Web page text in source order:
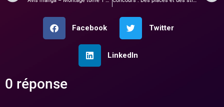
Facebook Twitter
LinkedIn
0 réponse